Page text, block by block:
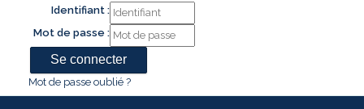
Identifiant :
Mot de passe :
Mot de passe oublié ?